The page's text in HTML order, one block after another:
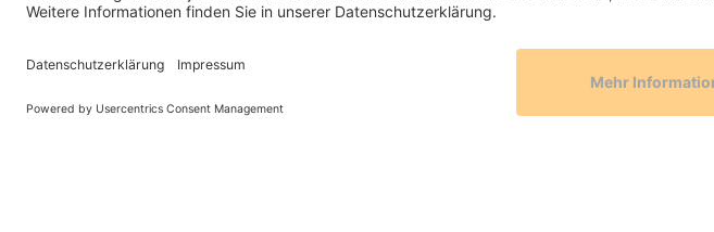
AVS Abrechnungs- und Verwaltungs-Systeme
Josephsplatz 8